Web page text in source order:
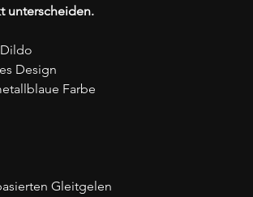
unterscheiden.
Design
Farbe
Gleitgelen